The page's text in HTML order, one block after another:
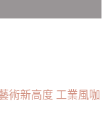
術新高度 工業風咖